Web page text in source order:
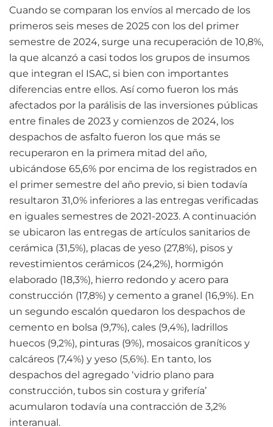
Cuando se comparan los envíos al mercado de los
primeros seis meses de 2025 con los del primer
semestre de 2024, surge una recuperación de 10,8%,
la que alcanzó a casi todos los grupos de insumos
que integran el ISAC, si bien con importantes
diferencias entre ellos. Así como fueron los más
afectados por la parálisis de las inversiones públicas
entre finales de 2023 y comienzos de 2024, los
despachos de asfalto fueron los que más se
recuperaron en la primera mitad del año,
ubicándose 65,6% por encima de los registrados en
el primer semestre del año previo, si bien todavía
resultaron 31,0% inferiores a las entregas verificadas
en iguales semestres de 2021-2023. A continuación
se ubicaron las entregas de artículos sanitarios de
cerámica (31,5%), placas de yeso (27,8%), pisos y
revestimientos cerámicos (24,2%), hormigón
elaborado (18,3%), hierro redondo y acero para
construcción (17,8%) y cemento a granel (16,9%). En
un segundo escalón quedaron los despachos de
cemento en bolsa (9,7%), cales (9,4%), ladrillos
huecos (9,2%), pinturas (9%), mosaicos graníticos y
calcáreos (7,4%) y yeso (5,6%). En tanto, los
despachos del agregado ‘vidrio plano para
construcción, tubos sin costura y grifería’
acumularon todavía una contracción de 3,2%
interanual.